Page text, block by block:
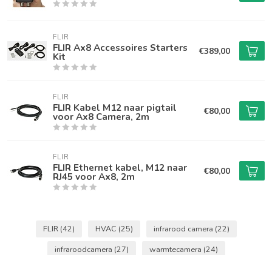
FLIR
FLIR Ax8 Accessoires Starters
Kit €389,00
FLIR
FLIR Kabel M12 naar pigtail
voor Ax8 Camera, 2m €80,00
FLIR
FLIR Ethernet kabel, M12 naar
RJ45 voor Ax8, 2m €80,00
FLIR (42) HVAC (25) infrarood camera (22)
infraroodcamera (27) warmtecamera (24)